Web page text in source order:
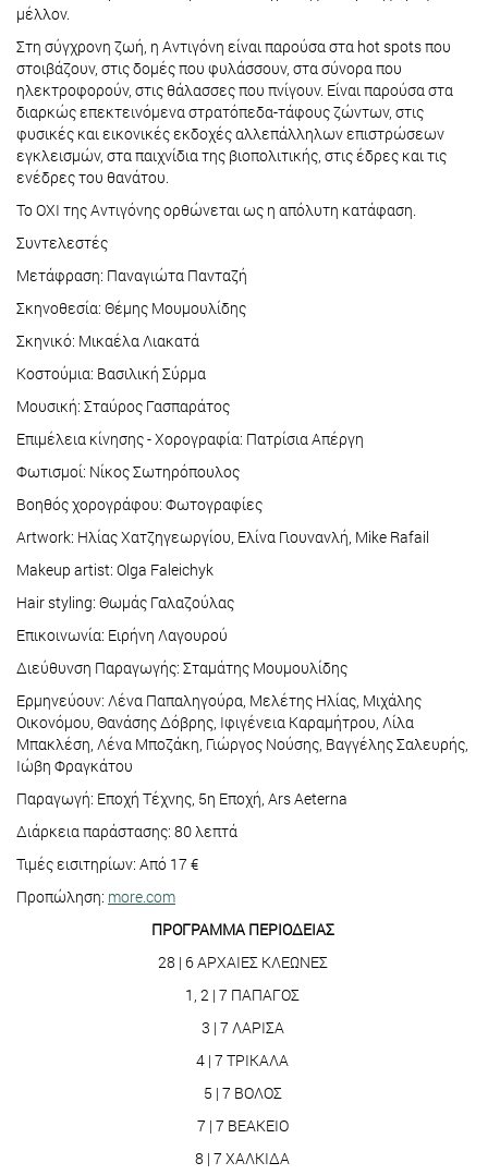
μέλλον.
Στη σύγχρονη ζωή, η Αντιγόνη είναι παρούσα στα hot spots που
στοιβάζουν, στις δομές που φυλάσσουν, στα σύνορα που
ηλεκτροφορούν, στις θάλασσες που πνίγουν. Είναι παρούσα στα
διαρκώς επεκτεινόμενα στρατόπεδα-τάφους ζώντων, στις
φυσικές και εικονικές εκδοχές αλλεπάλληλων επιστρώσεων
εγκλεισμών, στα παιχνίδια της βιοπολιτικής, στις έδρες και τις
ενέδρες του θανάτου.
Το ΟΧΙ της Αντιγόνης ορθώνεται ως η απόλυτη κατάφαση.
Συντελεστές
Μετάφραση: Παναγιώτα Πανταζή
Σκηνοθεσία: Θέμης Μουμουλίδης
Σκηνικό: Μικαέλα Λιακατά
Κοστούμια: Βασιλική Σύρμα
Μουσική: Σταύρος Γασπαράτος
Επιμέλεια κίνησης - Χορογραφία: Πατρίσια Απέργη
Φωτισμοί: Νίκος Σωτηρόπουλος
Βοηθός χορογράφου: Φωτογραφίες
Artwork: Ηλίας Χατζηγεωργίου, Ελίνα Γιουνανλή, Mike Rafail
Makeup artist: Olga Faleichyk
Hair styling: Θωμάς Γαλαζούλας
Επικοινωνία: Ειρήνη Λαγουρού
Διεύθυνση Παραγωγής: Σταμάτης Μουμουλίδης
Ερμηνεύουν: Λένα Παπαληγούρα, Μελέτης Ηλίας, Μιχάλης
Οικονόμου, Θανάσης Δόβρης, Ιφιγένεια Καραμήτρου, Λίλα
Μπακλέση, Λένα Μποζάκη, Γιώργος Νούσης, Βαγγέλης Σαλευρής,
Ιώβη Φραγκάτου
Παραγωγή: Εποχή Τέχνης, 5η Εποχή, Αrs Aeterna
Διάρκεια παράστασης: 80 λεπτά
Τιμές εισιτηρίων: Από 17 €
Προπώληση: more.com
ΠΡΟΓΡΑΜΜΑ ΠΕΡΙΟΔΕΙΑΣ
28 | 6 ΑΡΧΑΙΕΣ ΚΛΕΩΝΕΣ
1, 2 | 7 ΠΑΠΑΓΟΣ
3 | 7 ΛΑΡΙΣΑ
4 | 7 ΤΡΙΚΑΛΑ
5 | 7 ΒΟΛΟΣ
7 | 7 ΒΕΑΚΕΙΟ
8 | 7 ΧΑΛΚΙΔΑ